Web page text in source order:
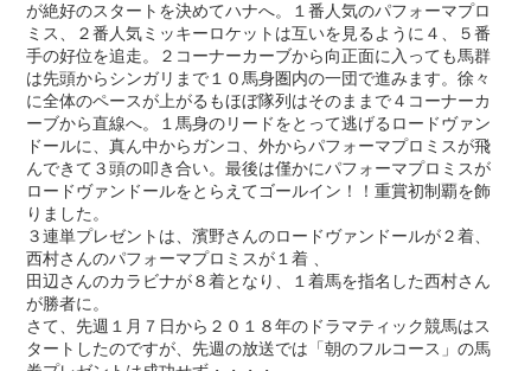
が絶好のスタートを決めてハナへ。１番人気のパフォーマプロ
ミス、２番人気ミッキーロケットは互いを見るように４、５番
手の好位を追走。２コーナーカーブから向正面に入っても馬群
は先頭からシンガリまで１０馬身圏内の一団で進みます。徐々
に全体のペースが上がるもほぼ隊列はそのままで４コーナーカ
ーブから直線へ。１馬身のリードをとって逃げるロードヴァン
ドールに、真ん中からガンコ、外からパフォーマプロミスが飛
んできて３頭の叩き合い。最後は僅かにパフォーマプロミスが
ロードヴァンドールをとらえてゴールイン！！重賞初制覇を飾
りました。
３連単プレゼントは、濱野さんのロードヴァンドールが２着、
西村さんのパフォーマプロミスが１着 、
田辺さんのカラビナが８着となり、１着馬を指名した西村さん
が勝者に。
さて、先週１月７日から２０１８年のドラマティック競馬はス
タートしたのですが、先週の放送では「朝のフルコース」の馬